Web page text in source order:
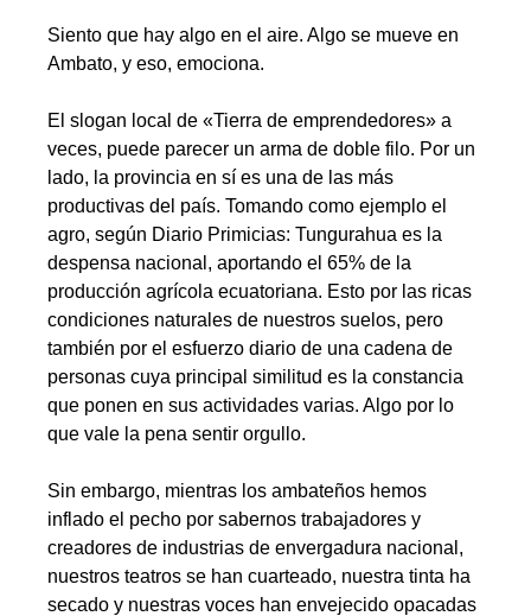
Siento que hay algo en el aire. Algo se mueve en
Ambato, y eso, emociona.
El slogan local de «Tierra de emprendedores» a
veces, puede parecer un arma de doble filo. Por un
lado, la provincia en sí es una de las más
productivas del país. Tomando como ejemplo el
agro, según Diario Primicias: Tungurahua es la
despensa nacional, aportando el 65% de la
producción agrícola ecuatoriana. Esto por las ricas
condiciones naturales de nuestros suelos, pero
también por el esfuerzo diario de una cadena de
personas cuya principal similitud es la constancia
que ponen en sus actividades varias. Algo por lo
que vale la pena sentir orgullo.
Sin embargo, mientras los ambateños hemos
inflado el pecho por sabernos trabajadores y
creadores de industrias de envergadura nacional,
nuestros teatros se han cuarteado, nuestra tinta ha
secado y nuestras voces han envejecido opacadas